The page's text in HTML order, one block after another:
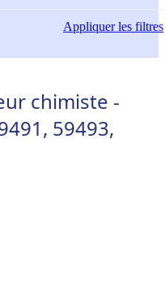
Appliquerles filtres
chimiste -
59493,